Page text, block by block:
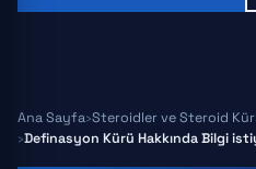
Ana Sayfa Steroidler ve Steroid